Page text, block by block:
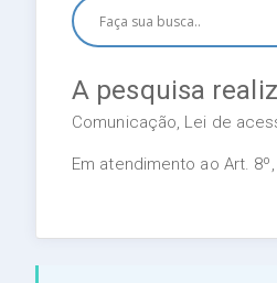
A pesquisa
Comunicação, Lei de
Em atendimento ao Art.